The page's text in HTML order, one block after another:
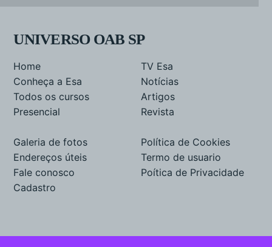
UNIVERSO OAB SP
Home
Conheça a Esa
Todos os cursos
Presencial
TV Esa
Notícias
Artigos
Revista
Galeria de fotos
Endereços úteis
Fale conosco
Cadastro
Política de Cookies
Termo de usuario
Poítica de Privacidade